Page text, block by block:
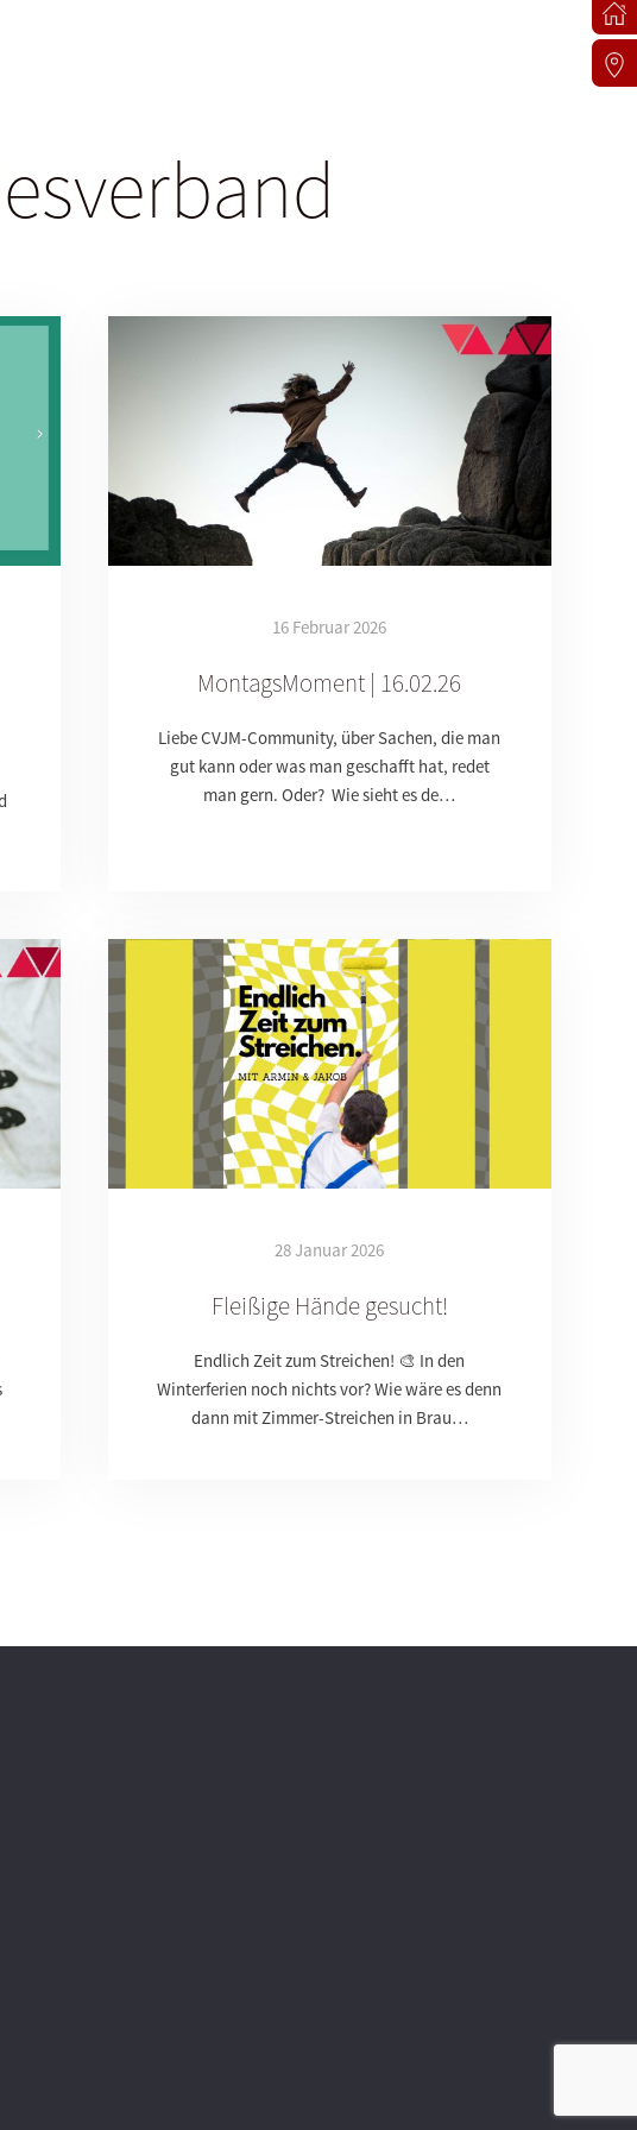
16 Februar 2026
MontagsMoment | 16.02.26
Liebe CVJM-Community, über Sachen, die man
gut kann oder was man geschafft hat, redet
man gern. Oder? Wie sieht es de…
28 Januar 2026
Fleißige Hände gesucht!
Endlich Zeit zum Streichen! 🎨 In den
Winterferien noch nichts vor? Wie wäre es denn
dann mit Zimmer-Streichen in Brau…